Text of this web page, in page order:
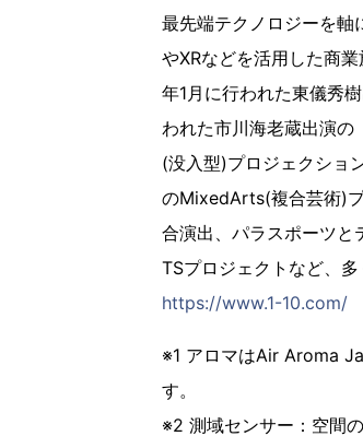
最先端テクノロジーを軸
やXRなどを活用した商
年1月に行われた東儀秀
われた市川海老蔵出演の
(没入型)プロジェクショ
のMixedArts(複合芸術)
合演出、パラスポーツと
TSプロジェクトなど、多
https://www.1-10.com/
※1 アロマはAir Aroma
す。
※2 測域センサー：空間